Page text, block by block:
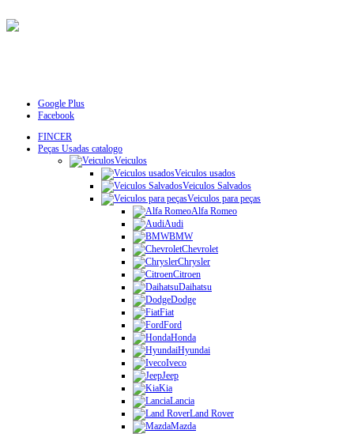
Google Plus
Facebook
FINCER
Peças Usadas catalogo
Veiculos
Veiculos usados
Veiculos Salvados
Veiculos para peças
Alfa Romeo
Audi
BMW
Chevrolet
Chrysler
Citroen
Daihatsu
Dodge
Fiat
Ford
Honda
Hyundai
Iveco
Jeep
Kia
Lancia
Land Rover
Mazda